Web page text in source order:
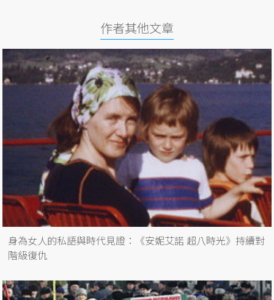
作者其他文章
身為女人的私語與時代見證：《安妮艾諾 超八時光》持續對
階級復仇